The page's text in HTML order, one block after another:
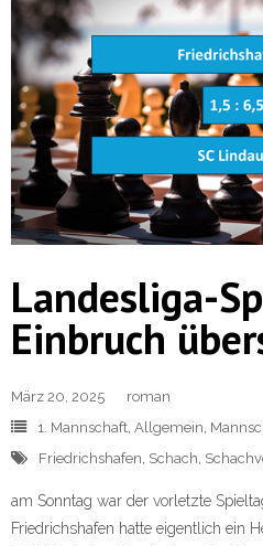
Landesliga-
Einbruch
März 20, 2025
roman
1. Mannschaft, Allgemein,
Friedrichshafen, Schach,
am Sonntag war der vorletzte
Friedrichshafen hatte eigentlich ein